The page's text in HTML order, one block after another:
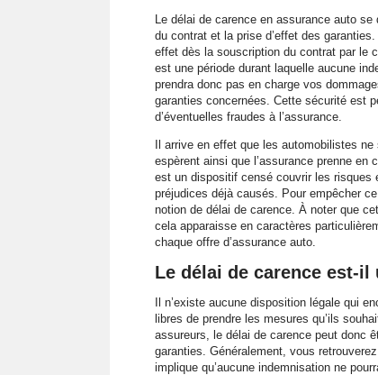
Le délai de carence en assurance auto
du contrat et la prise d’effet des
effet dès la souscription du contrat par le
est une période durant laquelle aucune
prendra donc pas en charge vos
garanties concernées. Cette sécurité est
d’éventuelles fraudes à l’assurance.
Il arrive en effet que les automobilistes
espèrent ainsi que l’assurance prenne en
est un dispositif censé couvrir les risques
préjudices déjà causés. Pour empêcher
notion de délai de carence. À noter que
cela apparaisse en caractères
chaque offre d’assurance auto.
Le délai de carence est-il
Il n’existe aucune disposition légale qui
libres de prendre les mesures qu’ils
assureurs, le délai de carence peut donc
garanties. Généralement, vous
implique qu’aucune indemnisation ne